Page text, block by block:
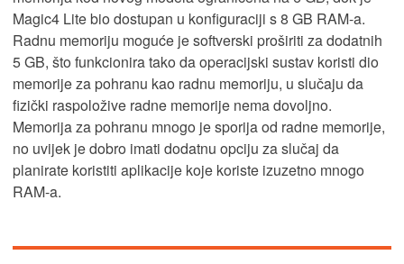
Magic4 Lite bio dostupan u konfiguraciji s 8 GB RAM-a.
Radnu memoriju moguće je softverski proširiti za dodatnih
5 GB, što funkcionira tako da operacijski sustav koristi dio
memorije za pohranu kao radnu memoriju, u slučaju da
fizički raspoložive radne memorije nema dovoljno.
Memorija za pohranu mnogo je sporija od radne memorije,
no uvijek je dobro imati dodatnu opciju za slučaj da
planirate koristiti aplikacije koje koriste izuzetno mnogo
RAM-a.